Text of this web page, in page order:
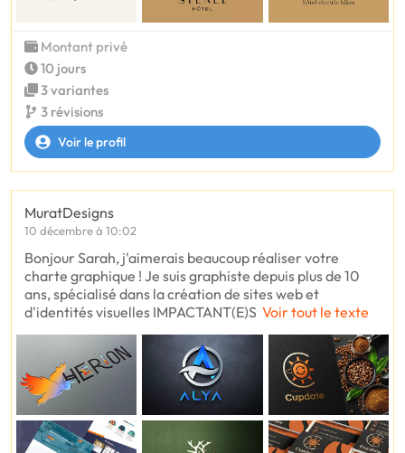
Montant privé
10 jours
3 variantes
3 révisions
Voir le profil
MuratDesigns
10 décembre à 10:02
Bonjour Sarah, j'aimerais beaucoup réaliser votre
charte graphique ! Je suis graphiste depuis plus de 10
ans, spécialisé dans la création de sites web et
d'identités visuelles IMPACTANT(E)S Voir tout le texte